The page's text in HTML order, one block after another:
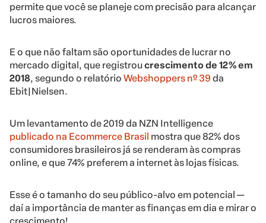
permite que você se planeje com precisão para alcançar
lucros maiores.
E o que não faltam são oportunidades de lucrar no
mercado digital, que registroucrescimento de 12% em
2018, segundo o relatório Webshoppers nº 39 da
Ebit|Nielsen.
Um levantamento de 2019 da NZN Intelligence
publicado na Ecommerce Brasil mostra que 82% dos
consumidores brasileiros já se renderam às compras
online, e que 74% preferem a internet às lojas físicas.
Esse é o tamanho do seu público-alvo em potencial —
daí a importância de manter as finanças em dia e mirar o